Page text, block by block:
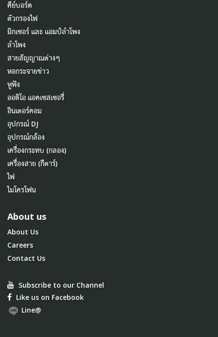
คีย์บอร์ด
ตัวกรองไฟ
มิกเซอร์ และ แอมป์ลำโพง
ลำโพง
สายสัญญาณต่างๆ
หอกระจายข่าว
หูฟัง
ออดิโอ แอคเซสเซอรี่
อินเตอร์คอม
อุปกรณ์ DJ
อุปกรณ์กล้อง
เครื่องกระทบ (กลอง)
เครื่องสาย (กีตาร์)
ไฟ
ไมโครโฟน
About us
About Us
Careers
Contact Us
Subscribe to our Channel
Like us on Facebook
Line@